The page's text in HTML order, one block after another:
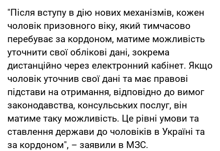
"Після вступу в дію нових механізмів, кожен
чоловік призовного віку, який тимчасово
перебуває за кордоном, матиме можливість
уточнити свої облікові дані, зокрема
дистанційно через електронний кабінет. Якщо
чоловік уточнив свої дані та має правові
підстави на отримання, відповідно до вимог
законодавства, консульських послуг, він
матиме таку можливість. Це рівні умови та
ставлення держави до чоловіків в Україні та
за кордоном", – заявили в МЗС.